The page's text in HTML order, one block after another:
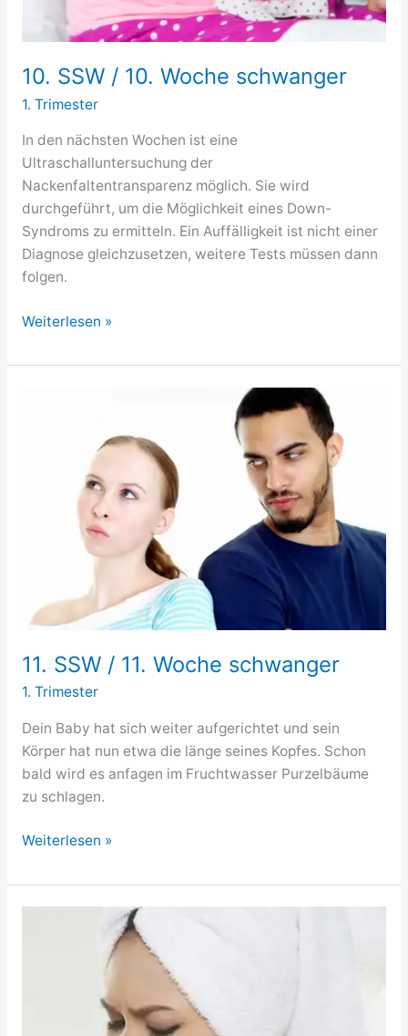
10. SSW / 10. Woche schwanger
1. Trimester
In den nächsten Wochen ist eine
Ultraschalluntersuchung der
Nackenfaltentransparenz möglich. Sie wird
durchgeführt, um die Möglichkeit eines Down-
Syndroms zu ermitteln. Ein Auffälligkeit ist nicht einer
Diagnose gleichzusetzen, weitere Tests müssen dann
folgen.
10.
/
Weiterlesen »
11. SSW / 11. Woche schwanger
1. Trimester
Dein Baby hat sich weiter aufgerichtet und sein
Körper hat nun etwa die länge seines Kopfes. Schon
bald wird es anfagen im Fruchtwasser Purzelbäume
zu schlagen.
11.
/
11.
Weiterlesen »